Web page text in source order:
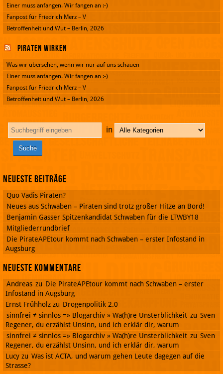
Einer muss anfangen. Wir fangen an :-)
Fanpost für Friedrich Merz – V
Betroffenheit und Wut – Berlin, 2026
Piraten wirken
Was wir übersehen, wenn wir nur auf uns schauen
Einer muss anfangen. Wir fangen an :-)
Fanpost für Friedrich Merz – V
Betroffenheit und Wut – Berlin, 2026
in
Neueste Beiträge
Quo Vadis Piraten?
Neues aus Schwaben – Piraten sind trotz großer Hitze an Bord!
Benjamin Gasser Spitzenkandidat Schwaben für die LTWBY18
Mitgliederrundbrief
Die PirateAPEtour kommt nach Schwaben – erster Infostand in
Augsburg
Neueste Kommentare
Andreas zu Die PirateAPEtour kommt nach Schwaben – erster
Infostand in Augsburg
Ernst Frühholz zu Drogenpolitik 2.0
sinnfrei ≠ sinnlos =» Blogarchiv » Wa(h)re Unsterblichkeit zu Sven
Regener, du erzählst Unsinn, und ich erklär dir, warum
sinnfrei ≠ sinnlos =» Blogarchiv » Wa(h)re Unsterblichkeit zu Sven
Regener, du erzählst Unsinn, und ich erklär dir, warum
Lucy zu Was ist ACTA, und warum gehen Leute dagegen auf die
Strasse?